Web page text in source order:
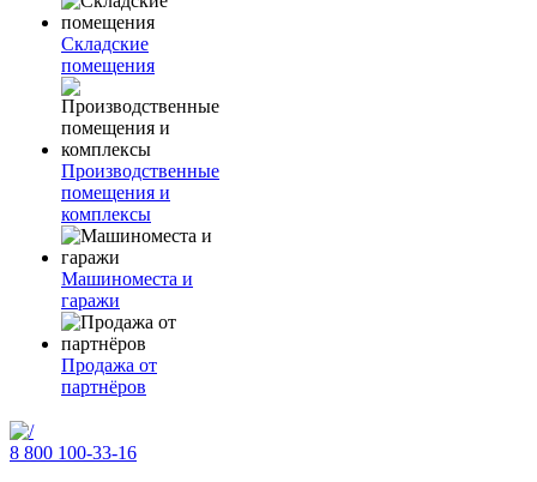
Складские
помещения
Производственные
помещения и
комплексы
Машиноместа и
гаражи
Продажа от
партнёров
8 800 100-33-16